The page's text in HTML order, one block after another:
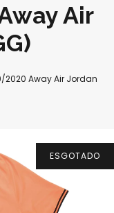
Air
2020 Away Air Jordan
ESGOTADO